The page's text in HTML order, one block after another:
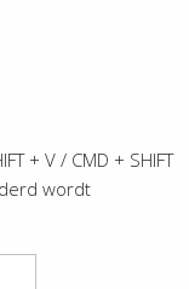
+ V / CMD + SHIFT
wordt